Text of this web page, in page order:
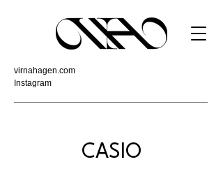
virnahagen.com
Instagram
CASIO